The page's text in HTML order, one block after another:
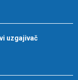
uzgajivač